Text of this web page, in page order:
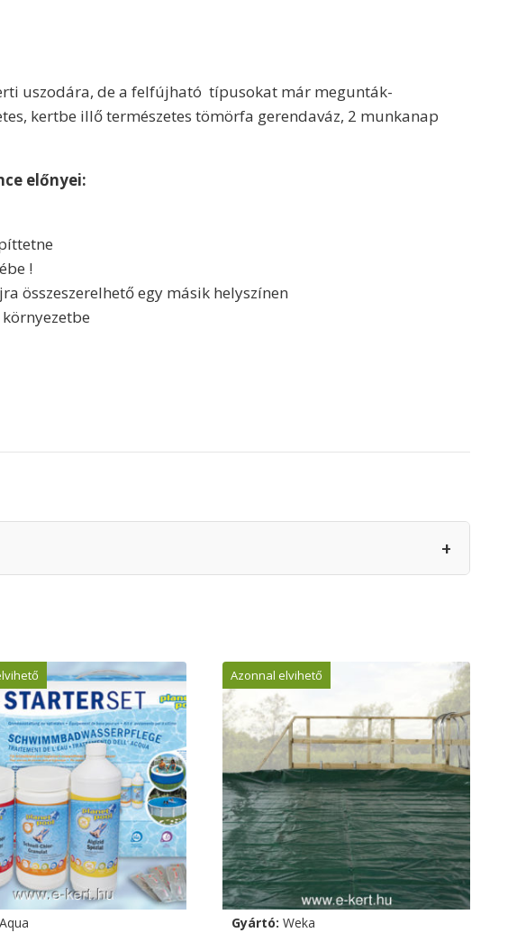
uszodára, de a felfújható típusokat már megunták-
kertbe illő természetes tömörfa gerendaváz, 2 munkanap
előnyei:
!
összeszerelhető egy másik helyszínen
+
Aqua
Azonnal elvihető
Gyártó: Weka